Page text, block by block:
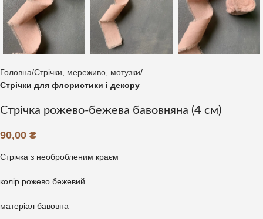
Головна Стрічки, мереживо, мотузки
Стрічки для флористики і декору
Стрічка рожево-бежева бавовняна (4 см)
90,00 ₴
Стрічка з необробленим краєм
колір рожево бежевий
матеріал бавовна